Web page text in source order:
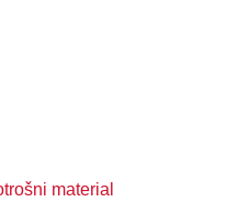
material
najbolj kakovostne odtise,